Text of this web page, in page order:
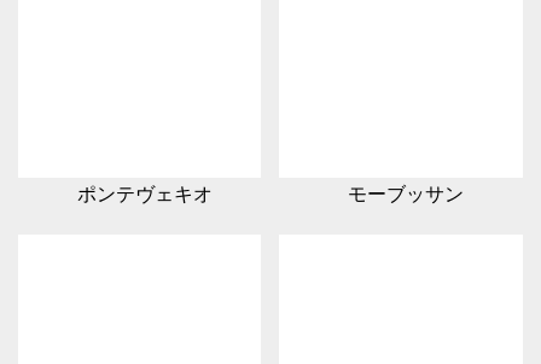
ポンテヴェキオ モーブッサン